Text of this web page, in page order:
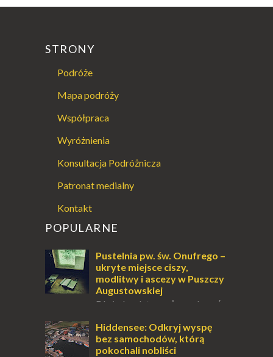
STRONY
Podróże
Mapa podróży
Współpraca
Wyróżnienia
Konsultacja Podróżnicza
Patronat medialny
Kontakt
POPULARNE
Pustelnia pw. św. Onufrego –
ukryte miejsce ciszy,
modlitwy i ascezy w Puszczy
Augustowskiej
Dla jednych to może wydawać
przetrwania lub romantycznym życiem. Dla
innych to nieustanne przebywanie z B...
Hiddensee: Odkryj wyspę
bez samochodów, którą
pokochali nobliści